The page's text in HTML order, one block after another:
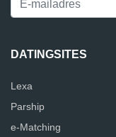
DATINGSITES
Lexa
Parship
e-Matching